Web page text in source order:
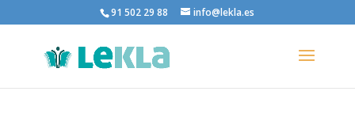
91 502 29 88 info@lekla.es